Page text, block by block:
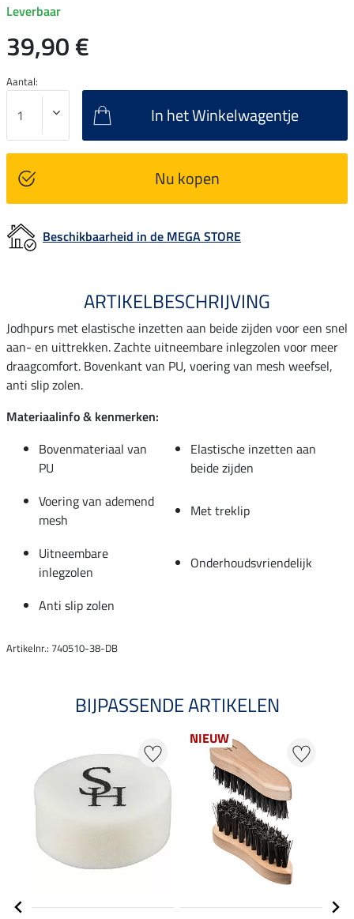
Leverbaar
39,90 €
Aantal:
In het Winkelwagentje
Nu kopen
Beschikbaarheid in de MEGA STORE
ARTIKELBESCHRIJVING
Jodhpurs met elastische inzetten aan beide zijden voor een snel
aan- en uittrekken. Zachte uitneembare inlegzolen voor meer
draagcomfort. Bovenkant van PU, voering van mesh weefsel,
anti slip zolen.
Materiaalinfo & kenmerken:
Bovenmateriaal van
PU
Elastische inzetten aan
beide zijden
Voering van ademend
mesh
Met treklip
Uitneembare
inlegzolen
Onderhoudsvriendelijk
Anti slip zolen
Artikelnr.: 740510-38-DB
BIJPASSENDE ARTIKELEN
NIEUW